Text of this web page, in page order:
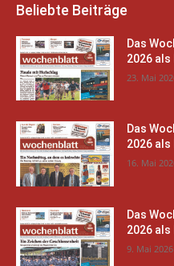
Beliebte Beiträge
Das
2026 als
23. Mai
Das
2026 als
16. Mai
Das
2026 als
9. Mai 2026